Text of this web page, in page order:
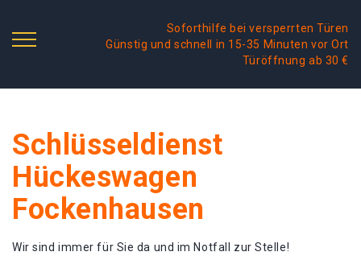
Soforthilfe bei versperrten Türen
Günstig und schnell in 15-35 Minuten vor Ort
Türöffnung ab 30 €
Schlüsseldienst
Hückeswagen
Fockenhausen
Wir sind immer für Sie da und im Notfall zur Stelle!